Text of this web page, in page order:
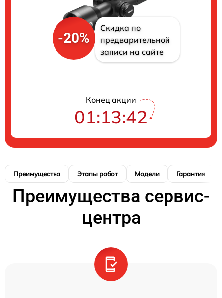
-20%
Скидка по
предварительной
записи на сайте
Конец акции
01:13:41
Преимущества Этапы работ Модели Гарантия
Преимущества сервис-
центра